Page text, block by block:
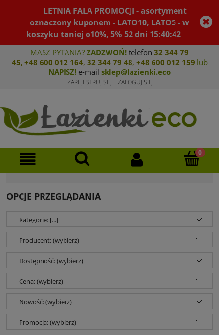
LETNIA FALA PROMOCJI - asortyment
oznaczony kuponem - LATO10, LATO5 - w
koszyku taniej o10%, 5% 52dni 15:40:41
MASZ PYTANIA? ZADZWOŃ! telefon 32 344 79
45, +48 600 012 164, 32 344 79 48, +48 600 012 159 lub
NAPISZ! e-mail sklep@lazienki.eco
ZAREJESTRUJ SIĘ ZALOGUJ SIĘ
OPCJE PRZEGLĄDANIA
Kategorie: [...]
Producent: (wybierz)
Dostępność: (wybierz)
Cena: (wybierz)
Nowość: (wybierz)
Promocja: (wybierz)